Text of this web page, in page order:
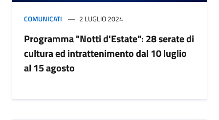
COMUNICATI 2 LUGLIO 2024
Programma "Notti d'Estate": 28 serate di
cultura ed intrattenimento dal 10 luglio
al 15 agosto